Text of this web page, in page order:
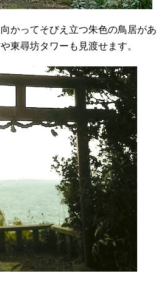
かってそびえ立つ朱色の鳥居があ
東尋坊タワーも見渡せます。